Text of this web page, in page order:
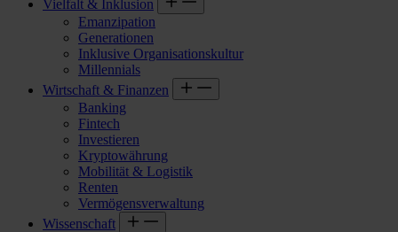
Vielfalt & Inklusion
Emanzipation
Generationen
Inklusive Organisationskultur
Millennials
Wirtschaft & Finanzen
Banking
Fintech
Investieren
Kryptowährung
Mobilität & Logistik
Renten
Vermögensverwaltung
Wissenschaft